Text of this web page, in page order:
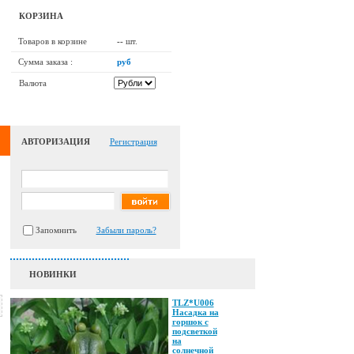
КОРЗИНА
Товаров в корзине --шт.
Сумма заказа : руб
Валюта
АВТОРИЗАЦИЯ Регистрация
Запомнить Забыли пароль?
НОВИНКИ
TLZ*U006
Насадка на
горшок с
подсветкой
на
солнечной